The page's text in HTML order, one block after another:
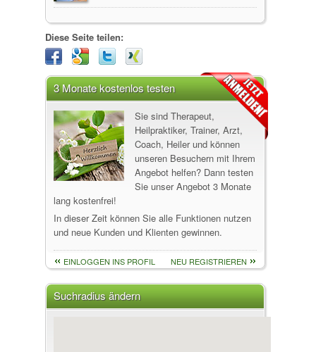
Diese Seite teilen:
3 Monate kostenlos testen
Sie sind Therapeut,
Heilpraktiker, Trainer, Arzt,
Coach, Heiler und können
unseren Besuchern mit Ihrem
Angebot helfen? Dann testen
Sie unser Angebot 3 Monate
lang kostenfrei!
In dieser Zeit können Sie alle Funktionen nutzen
und neue Kunden und Klienten gewinnen.
EINLOGGEN INS PROFIL NEU REGISTRIEREN
Suchradius ändern